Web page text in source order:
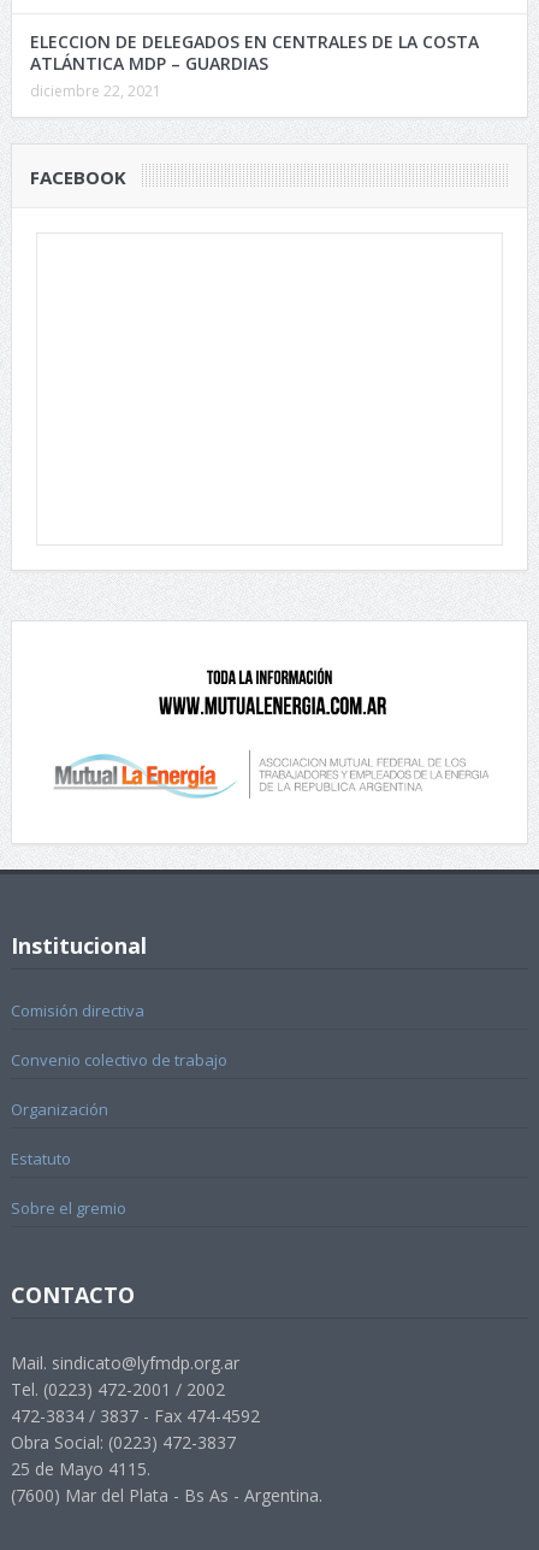
ELECCION DE DELEGADOS EN CENTRALES DE LA COSTA
ATLÁNTICA MDP – GUARDIAS
diciembre 22, 2021
FACEBOOK
Institucional
Comisión directiva
Convenio colectivo de trabajo
Organización
Estatuto
Sobre el gremio
CONTACTO
Mail. sindicato@lyfmdp.org.ar
Tel. (0223) 472-2001 / 2002
472-3834 / 3837 - Fax 474-4592
Obra Social: (0223) 472-3837
25 de Mayo 4115.
(7600) Mar del Plata - Bs As - Argentina.